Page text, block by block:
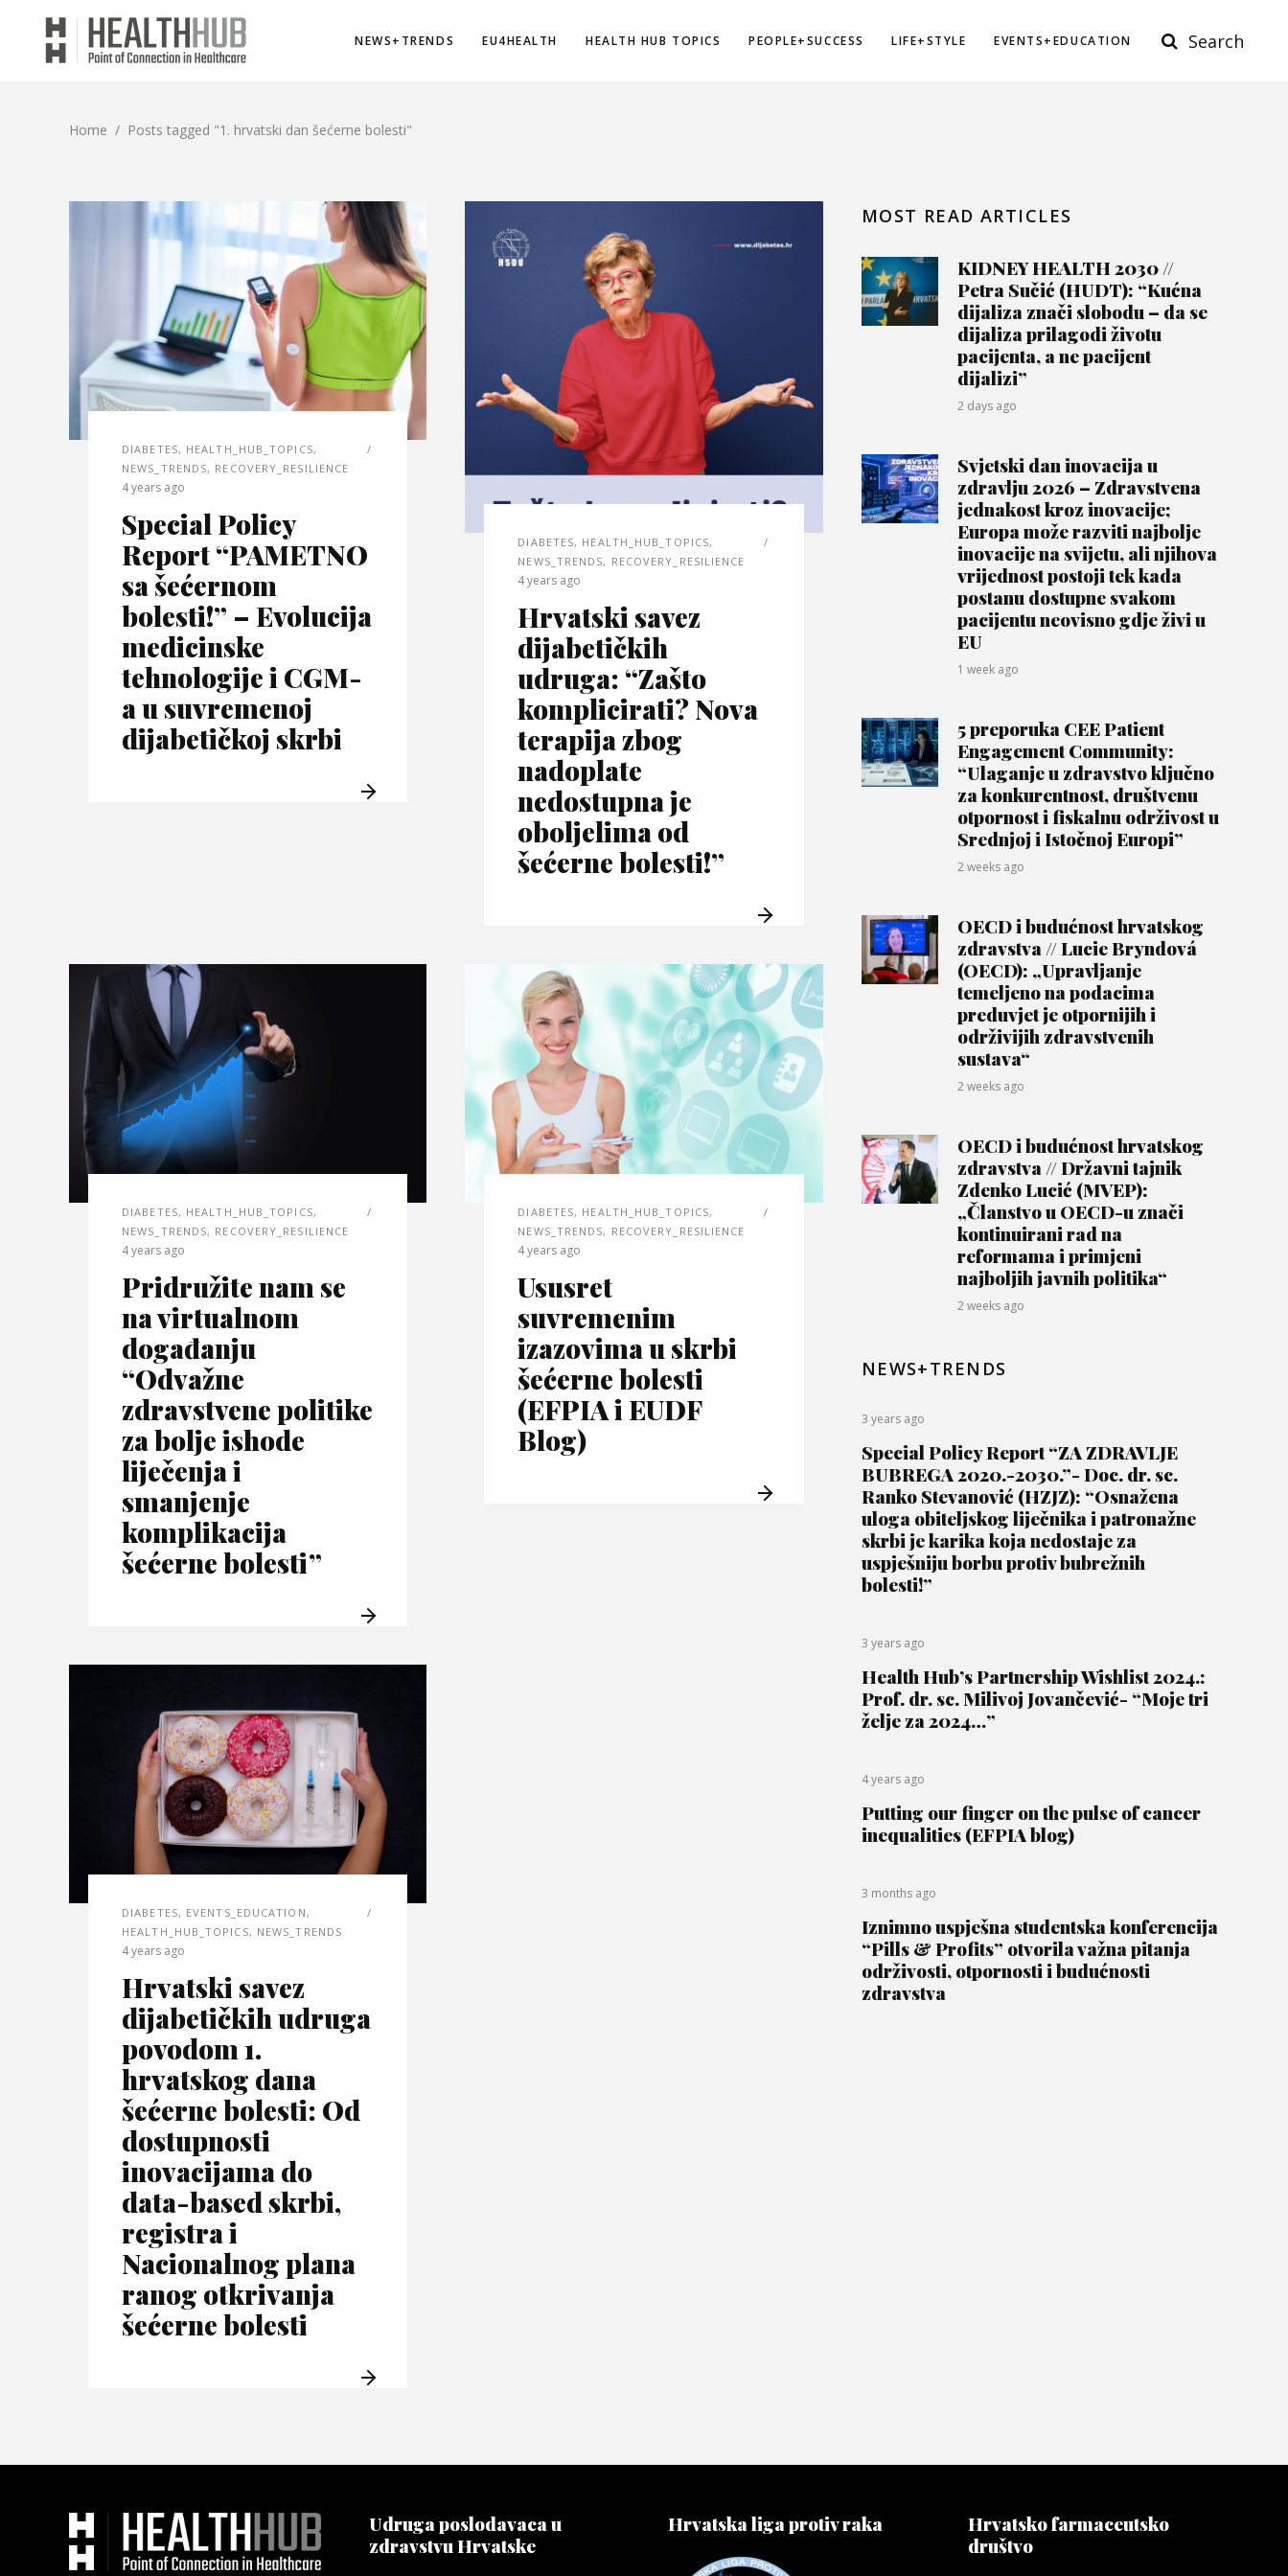
NEWS+TRENDS EU4HEALTH HEALTH HUB TOPICS PEOPLE+SUCCESS LIFE+STYLE EVENTS+EDUCATION Search
Home / Posts tagged "1. hrvatski dan šećerne bolesti"
DIABETES, HEALTH_HUB_TOPICS,
NEWS_TRENDS, RECOVERY_RESILIENCE
4 years ago
Special Policy
Report “PAMETNO
sa šećernom
bolesti!” – Evolucija
medicinske
tehnologije i CGM-
a u suvremenoj
dijabetičkoj skrbi
DIABETES, HEALTH_HUB_TOPICS,
NEWS_TRENDS, RECOVERY_RESILIENCE
4 years ago
Hrvatski savez
dijabetičkih
udruga: “Zašto
komplicirati? Nova
terapija zbog
nadoplate
nedostupna je
oboljelima od
šećerne bolesti!”
DIABETES, HEALTH_HUB_TOPICS,
NEWS_TRENDS, RECOVERY_RESILIENCE
4 years ago
Pridružite nam se
na virtualnom
događanju
“Odvažne
zdravstvene politike
za bolje ishode
liječenja i
smanjenje
komplikacija
šećerne bolesti”
DIABETES, HEALTH_HUB_TOPICS,
NEWS_TRENDS, RECOVERY_RESILIENCE
4 years ago
Ususret
suvremenim
izazovima u skrbi
šećerne bolesti
(EFPIA i EUDF
Blog)
DIABETES, EVENTS_EDUCATION ,
HEALTH_HUB_TOPICS, NEWS_TRENDS
4 years ago
Hrvatski savez
dijabetičkih udruga
povodom 1.
hrvatskog dana
šećerne bolesti: Od
dostupnosti
inovacijama do
data-based skrbi,
registra i
Nacionalnog plana
ranog otkrivanja
šećerne bolesti
MOST READ ARTICLES
KIDNEY HEALTH 2030 //
Petra Sučić (HUDT): “Kućna
dijaliza znači slobodu – da se
dijaliza prilagodi životu
pacijenta, a ne pacijent
dijalizi”
2 days ago
Svjetski dan inovacija u
zdravlju 2026 – Zdravstvena
jednakost kroz inovacije;
Europa može razviti najbolje
inovacije na svijetu, ali njihova
vrijednost postoji tek kada
postanu dostupne svakom
pacijentu neovisno gdje živi u
EU
1 week ago
5 preporuka CEE Patient
Engagement Community:
“Ulaganje u zdravstvo ključno
za konkurentnost, društvenu
otpornost i fiskalnu održivost u
Srednjoj i Istočnoj Europi”
2 weeks ago
OECD i budućnost hrvatskog
zdravstva // Lucie Bryndová
(OECD): „Upravljanje
temeljeno na podacima
preduvjet je otpornijih i
održivijih zdravstvenih
sustava“
2 weeks ago
OECD i budućnost hrvatskog
zdravstva // Državni tajnik
Zdenko Lucić (MVEP):
„Članstvo u OECD-u znači
kontinuirani rad na
reformama i primjeni
najboljih javnih politika“
2 weeks ago
NEWS+TRENDS
3 years ago
Special Policy Report “ZA ZDRAVLJE
BUBREGA 2020.-2030.”- Doc. dr. sc.
Ranko Stevanović (HZJZ): “Osnažena
uloga obiteljskog liječnika i patronažne
skrbi je karika koja nedostaje za
uspješniju borbu protiv bubrežnih
bolesti!”
3 years ago
Health Hub’s Partnership Wishlist 2024.:
Prof. dr. sc. Milivoj Jovančević- “Moje tri
želje za 2024…”
4 years ago
Putting our finger on the pulse of cancer
inequalities (EFPIA blog)
3 months ago
Iznimno uspješna studentska konferencija
“Pills & Profits” otvorila važna pitanja
održivosti, otpornosti i budućnosti
zdravstva
Udruga poslodavaca u
zdravstvu Hrvatske
Hrvatska liga protiv raka
Hrvatsko farmaceutsko
društvo